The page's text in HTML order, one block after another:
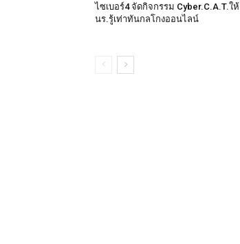
ไซเบอร์4 จัดกิจกรรม Cyber.C.A.T.ให้
นร.รู้เท่าทันกลโกงออนไลน์